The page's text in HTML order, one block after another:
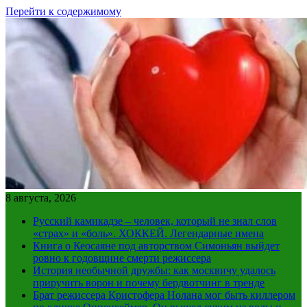
Перейти к содержимому
8 августа, 2026
Русский камикадзе – человек, который не знал слов
«страх» и «боль». ХОККЕЙ. Легендарные имена
Книга о Кеосаяне под авторством Симоньян выйдет
ровно к годовщине смерти режиссера
История необычной дружбы: как москвичу удалось
приручить ворон и почему бердвотчинг в тренде
Брат режиссера Кристофера Нолана мог быть киллером